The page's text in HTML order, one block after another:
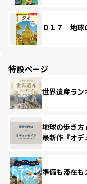
Ｄ１７ 地球
特設ページ
世界遺産ラン
地球の歩き
最新作『オデ
準備も滞在